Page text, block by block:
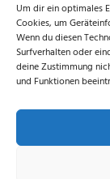
Um dir ein optimales
Cookies, um
Wenn du diesen
Surfverhalten oder
deine Zustimmung
und Funktionen
Previous
Folge